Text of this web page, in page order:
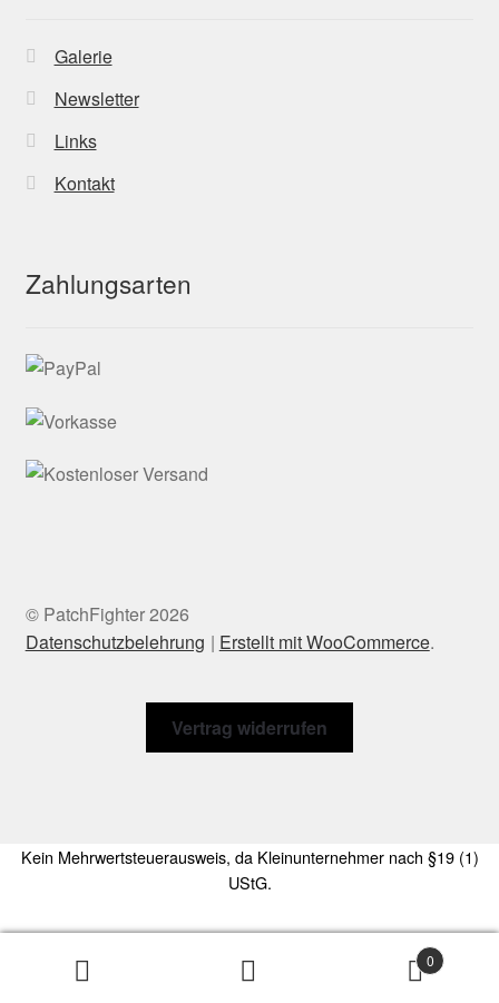
Galerie
Newsletter
Links
Kontakt
Zahlungsarten
© PatchFighter 2026
Datenschutzbelehrung
Erstellt mit WooCommerce.
Vertrag widerrufen
0
Kein Mehrwertsteuerausweis, da Kleinunternehmer nach §19 (1)
UStG.
Die durchgestrichenen Preise entsprechen dem bisherigen Preis in
diesem Online-Shop.